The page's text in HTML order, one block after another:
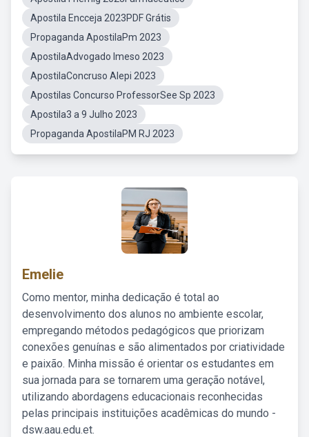
Apostila Encceja 2023PDF Grátis
Propaganda ApostilaPm 2023
ApostilaAdvogado Imeso 2023
ApostilaConcruso Alepi 2023
Apostilas Concurso ProfessorSee Sp 2023
Apostila3 a 9 Julho 2023
Propaganda ApostilaPM RJ 2023
Emelie
Como mentor, minha dedicação é total ao
desenvolvimento dos alunos no ambiente escolar,
empregando métodos pedagógicos que priorizam
conexões genuínas e são alimentados por criatividade
e paixão. Minha missão é orientar os estudantes em
sua jornada para se tornarem uma geração notável,
utilizando abordagens educacionais reconhecidas
pelas principais instituições acadêmicas do mundo -
dsw.aau.edu.et.